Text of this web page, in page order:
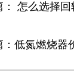
怎么选择回
低氮燃烧器